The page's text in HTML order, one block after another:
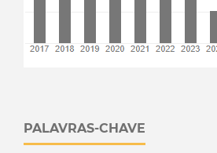
PALAVRAS-CHAVE